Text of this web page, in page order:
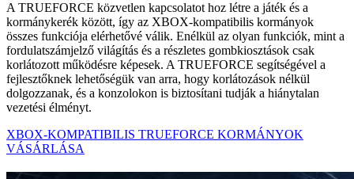
A TRUEFORCE közvetlen kapcsolatot hoz létre a játék és a
kormánykerék között, így az XBOX-kompatibilis kormányok
összes funkciója elérhetővé válik. Enélkül az olyan funkciók, mint a
fordulatszámjelző világítás és a részletes gombkiosztások csak
korlátozott működésre képesek. A TRUEFORCE segítségével a
fejlesztőknek lehetőségük van arra, hogy korlátozások nélkül
dolgozzanak, és a konzolokon is biztosítani tudják a hiánytalan
vezetési élményt.
XBOX-KOMPATIBILIS TRUEFORCE KORMÁNYOK
VÁSÁRLÁSA